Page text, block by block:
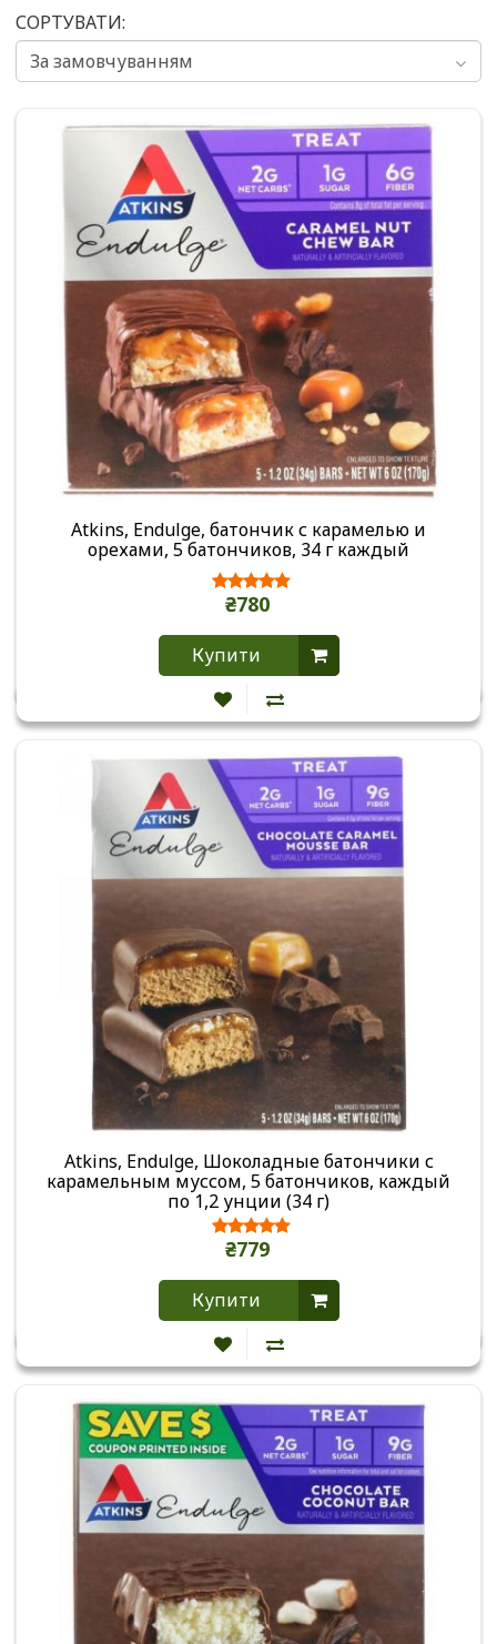
СОРТУВАТИ:
Atkins, Endulge, батончик с карамелью и
орехами, 5 батончиков, 34 г каждый
₴780
Купити
Atkins, Endulge, Шоколадные батончики с
карамельным муссом, 5 батончиков, каждый
по 1,2 унции (34 г)
₴779
Купити